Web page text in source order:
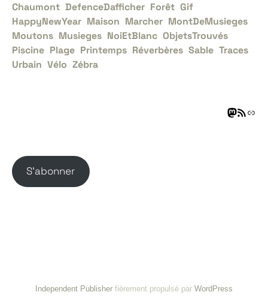
Chaumont DefenceDafficher Forêt Gif
HappyNewYear Maison Marcher MontDeMusieges
Moutons Musieges NoiEtBlanc ObjetsTrouvés
Piscine Plage Printemps Réverbères Sable Traces
Urbain Vélo Zébra
S’abonner
Independent Publisher fièrement propulsé par WordPress